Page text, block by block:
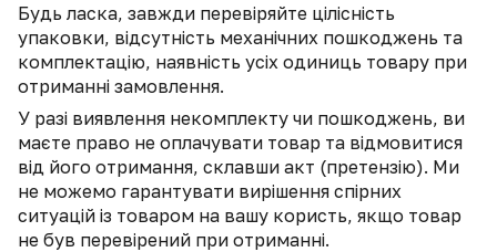
Будь ласка, завжди перевіряйте цілісність
упаковки, відсутність механічних пошкоджень та
комплектацію, наявність усіх одиниць товару при
отриманні замовлення.
У разі виявлення некомплекту чи пошкоджень, ви
маєте право не оплачувати товар та відмовитися
від його отримання, склавши акт (претензію). Ми
не можемо гарантувати вирішення спірних
ситуацій із товаром на вашу користь, якщо товар
не був перевірений при отриманні.